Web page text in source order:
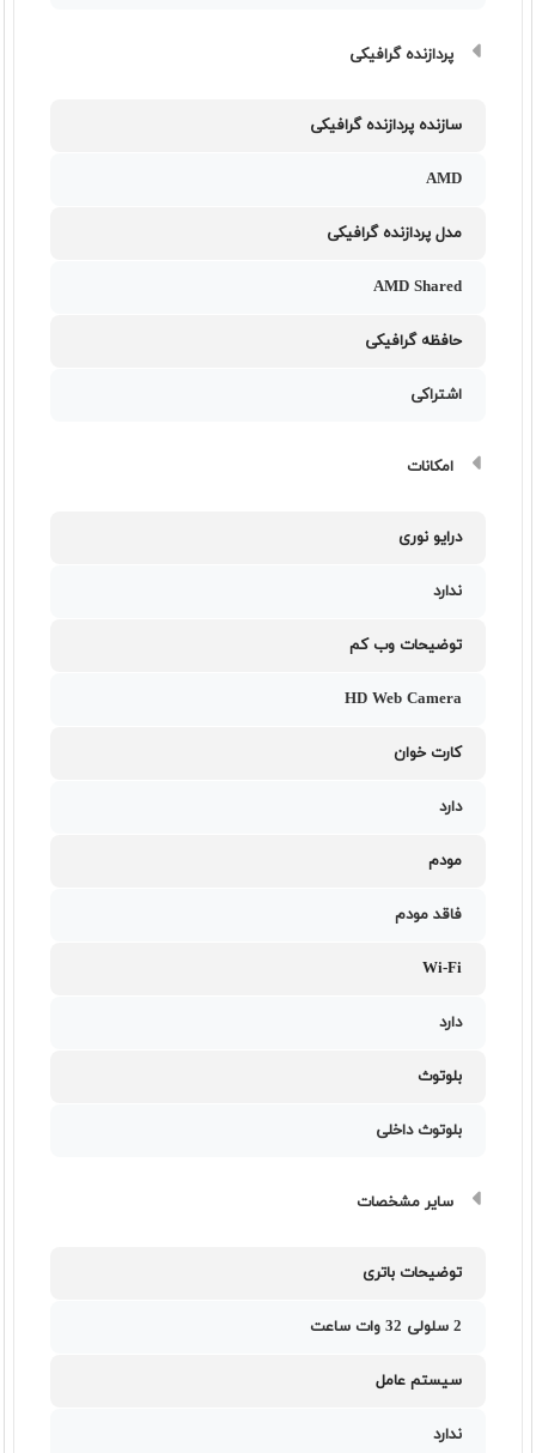
پردازنده گرافیکی
سازنده پردازنده گرافیکی
AMD
مدل پردازنده گرافیکی
AMD Shared
حافظه گرافیکی
اشتراکی
امکانات
درایو نوری
ندارد
توضیحات وب کم
HD Web Camera
کارت خوان
دارد
مودم
فاقد مودم
Wi-Fi
دارد
بلوتوث
بلوتوث داخلی
سایر مشخصات
توضیحات باتری
2 سلولی 32 وات ساعت
سیستم عامل
ندارد